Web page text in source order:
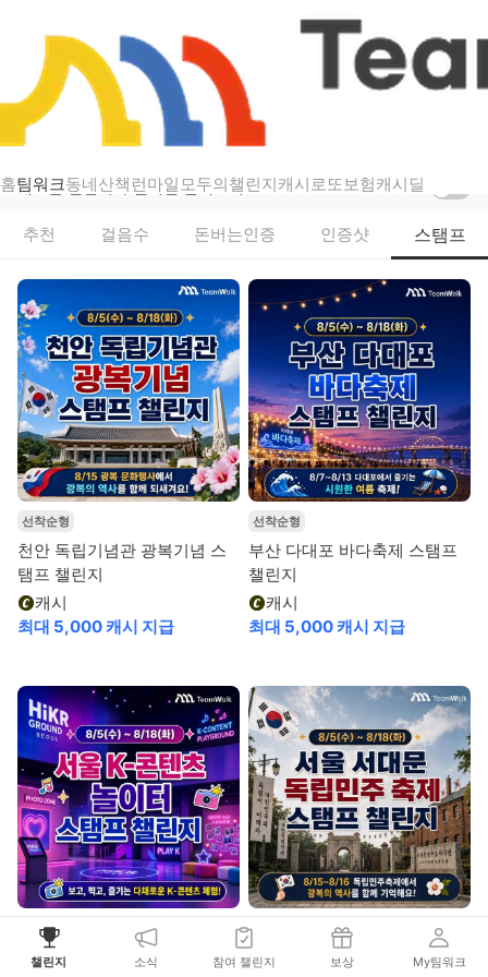
홈팀워크동네산책 런마일모두의챌린지캐시로또보험캐시딜
챌린지
팀워크 — 걷기·스탬프·인증샷 리워드 챌린지
새로운 챌린지가 열리면 알려드려요
추천 걸음수 돈버는인증 인증샷 스탬프
선착순형
천안 독립기념관 광복기념 스
탬프 챌린지
캐시
최대 5,000 캐시 지급
선착순형
부산 다대포 바다축제 스탬프
챌린지
캐시
최대 5,000 캐시 지급
선착순형
서울 K-콘텐츠 놀이터 스탬프
서울 서대문독립민주 축제 스
챌린지 소식 참여 챌린지 보상 My팀워크